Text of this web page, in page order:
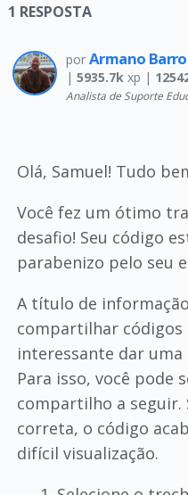
1 RESPOSTA
por Armano
| 5935.7kxp |
Analista de Suporte
Olá, Samuel! Tudo
Você fez um ótimo
desafio! Seu código
parabenizo pelo seu
A título de
compartilhar códigos
interessante dar
Para isso, você pode
compartilho a seguir.
correta, o código
difícil visualização.